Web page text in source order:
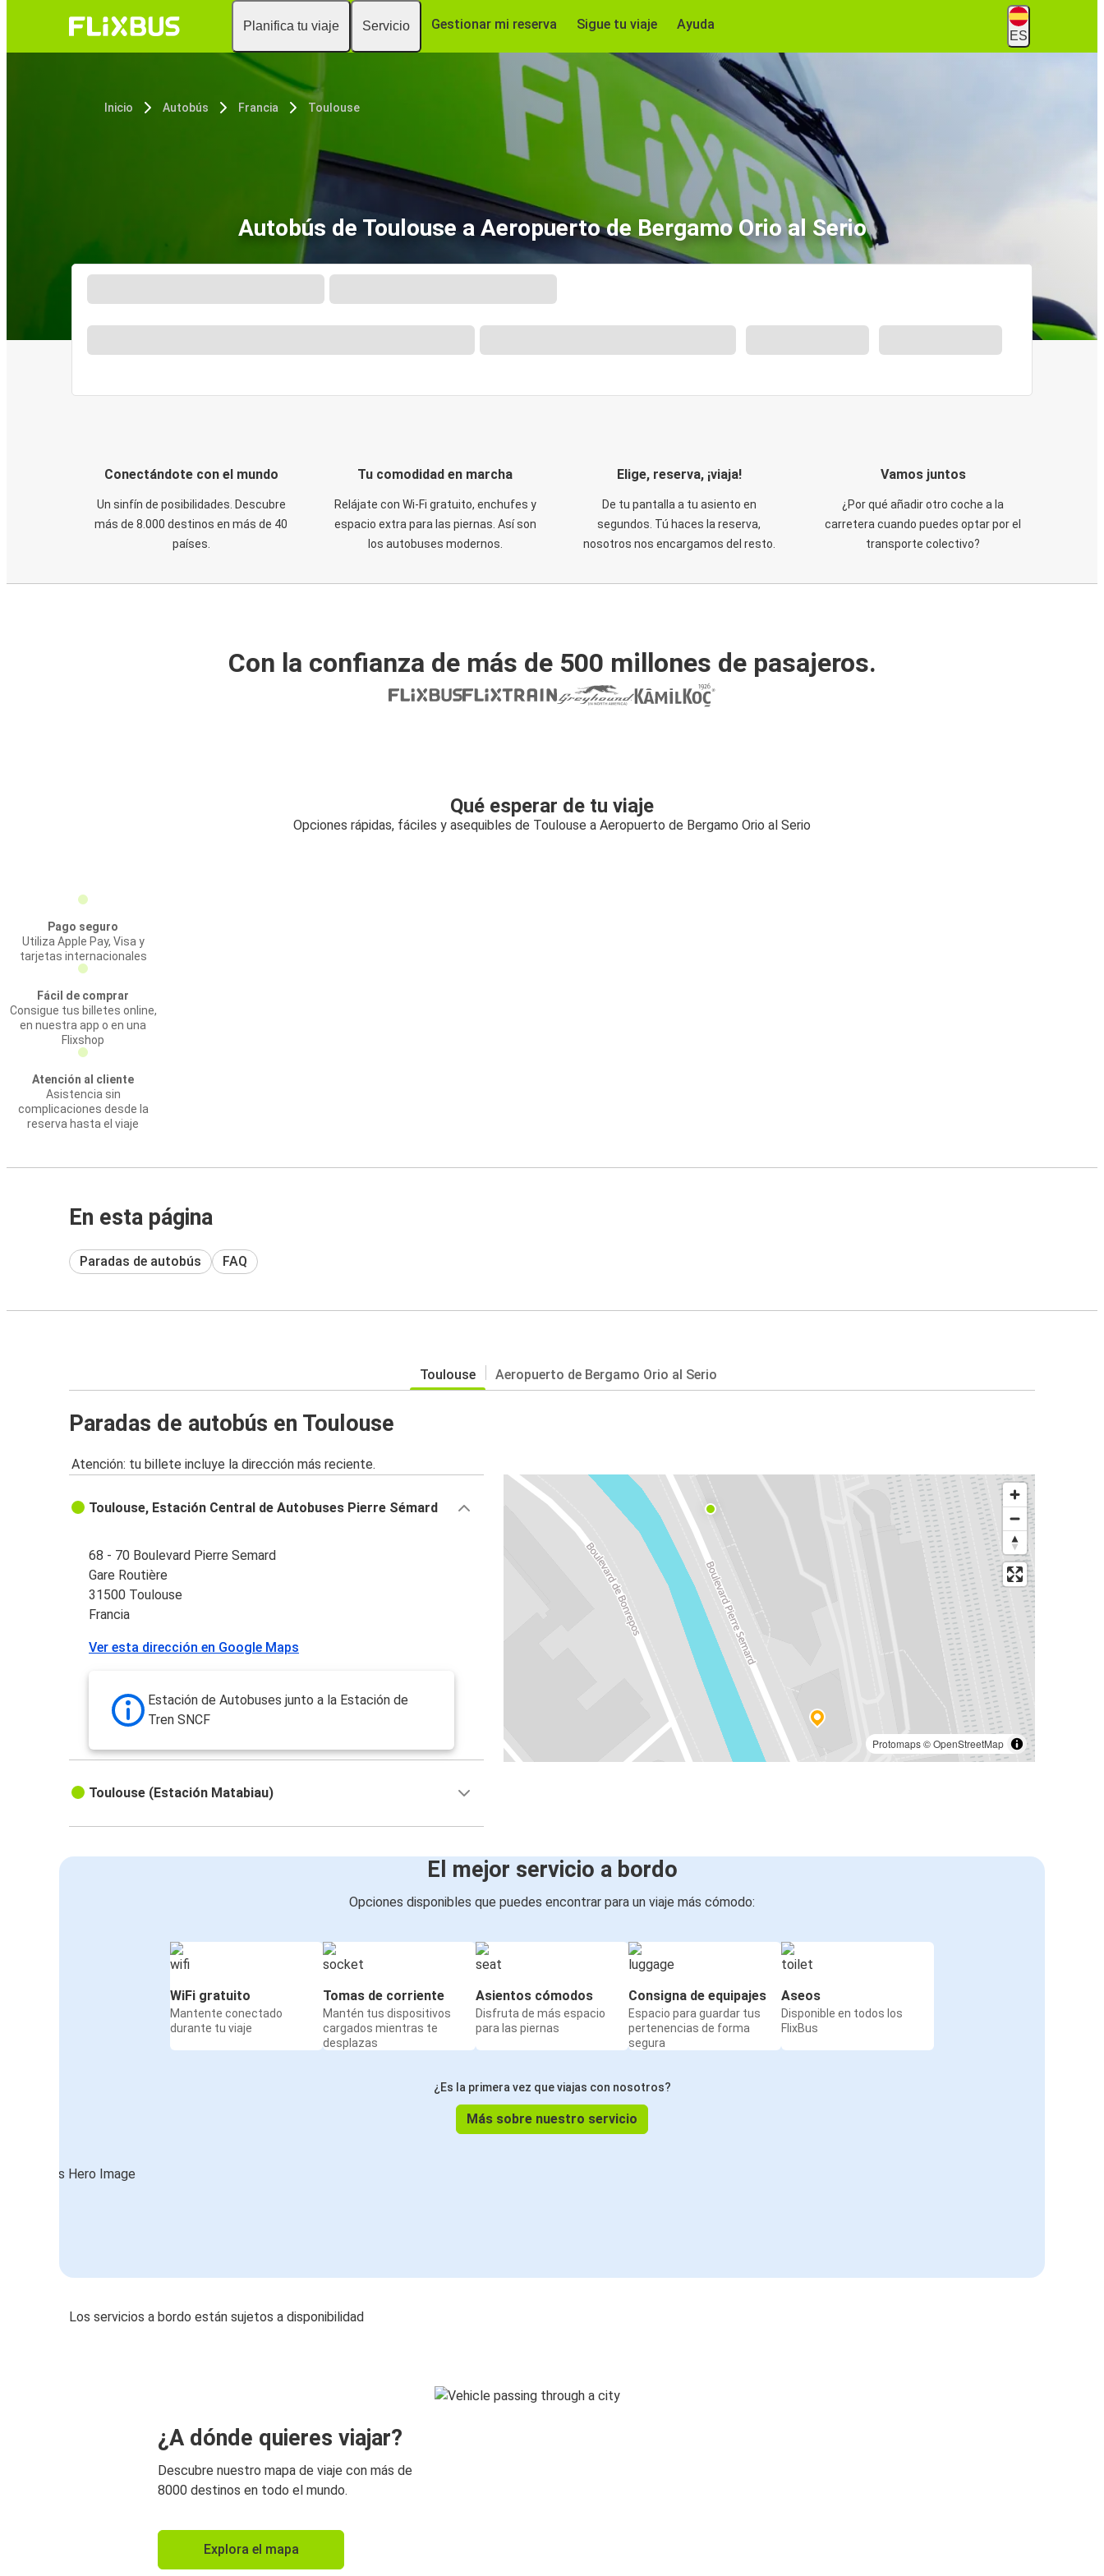
Planifica tu viaje Servicio Gestionar mi reserva Sigue tu viaje Ayuda
ES
Inicio Autobús Francia Toulouse
Autobús de Toulouse a Aeropuerto de Bergamo Orio al Serio
Conectándote con el mundo
Un sinfín de posibilidades. Descubre
más de 8.000 destinos en más de 40
países.
Tu comodidad en marcha
Relájate con Wi-Fi gratuito, enchufes y
espacio extra para las piernas. Así son
los autobuses modernos.
Elige, reserva, ¡viaja!
De tu pantalla a tu asiento en
segundos. Tú haces la reserva,
nosotros nos encargamos del resto.
Vamos juntos
¿Por qué añadir otro coche a la
carretera cuando puedes optar por el
transporte colectivo?
Con la confianza de más de 500 millones de pasajeros.
Qué esperar de tu viaje
Opciones rápidas, fáciles y asequibles de Toulouse a Aeropuerto de Bergamo Orio al Serio
Pago seguro
Utiliza Apple Pay, Visa y
tarjetas internacionales
Fácil de comprar
Consigue tus billetes online,
en nuestra app o en una
Flixshop
Atención al cliente
Asistencia sin
complicaciones desde la
reserva hasta el viaje
En esta página
Paradas de autobús FAQ
Toulouse Aeropuerto de Bergamo Orio al Serio
Paradas de autobús en Toulouse
Atención: tu billete incluye la dirección más reciente.
Protomaps©OpenStreetMap
Toulouse, Estación Central de Autobuses Pierre Sémard
68 - 70 Boulevard Pierre Semard
Gare Routière
31500 Toulouse
Francia
Ver esta dirección en Google Maps
Estación de Autobuses junto a la Estación de
Tren SNCF
Toulouse (Estación Matabiau)
El mejor servicio a bordo
Opciones disponibles que puedes encontrar para un viaje más cómodo:
WiFi gratuito
Mantente conectado
durante tu viaje
Tomas de corriente
Mantén tus dispositivos
cargados mientras te
desplazas
Asientos cómodos
Disfruta de más espacio
para las piernas
Consigna de equipajes
Espacio para guardar tus
pertenencias de forma
segura
Aseos
Disponible en todos los
FlixBus
¿Es la primera vez que viajas con nosotros?
Más sobre nuestro servicio
Los servicios a bordo están sujetos a disponibilidad
¿A dónde quieres viajar?
Descubre nuestro mapa de viaje con más de
8000 destinos en todo el mundo.
Explora el mapa